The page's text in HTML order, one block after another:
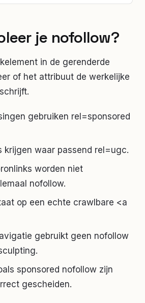
je nofollow?
in de gerenderde
of het attribuut de werkelijke
gebruiken rel=sponsored
krijgen waar passend rel=ugc.
worden niet
nofollow.
op een echte crawlbare <a
gebruikt geen nofollow
sponsored nofollow zijn
gescheiden.